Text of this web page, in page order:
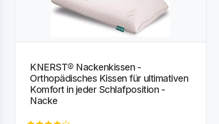
KNERST® Nackenkissen -
Orthopädisches Kissen für ultimativen
Komfort in jeder Schlafposition -
Nacke